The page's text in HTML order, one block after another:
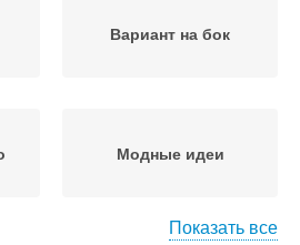
Вариант на бок
Модные идеи
Показать все